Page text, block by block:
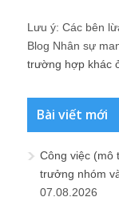
Lưu ý: Các bên
Blog Nhân sự
trường hợp khác
Bài viết mới
Công việc (mô
trưởng nhóm
07.08.2026